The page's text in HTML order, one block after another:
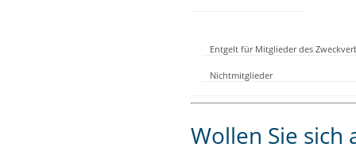
Entgelt für Mitglieder des
Nichtmitglieder
Wollen Sie sich